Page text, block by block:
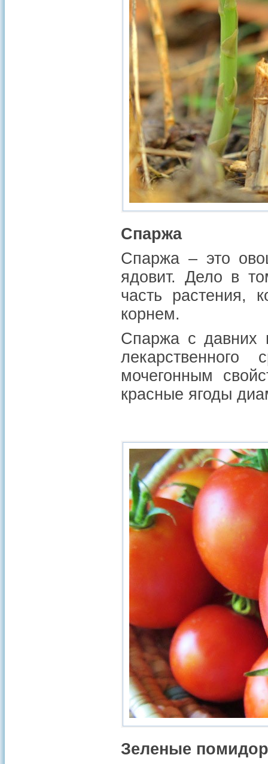
Спаржа
Спаржа – это
ядовит. Дело в
часть растения,
корнем.
Спаржа с давних
мочегонным
красные ягоды
Зеленые